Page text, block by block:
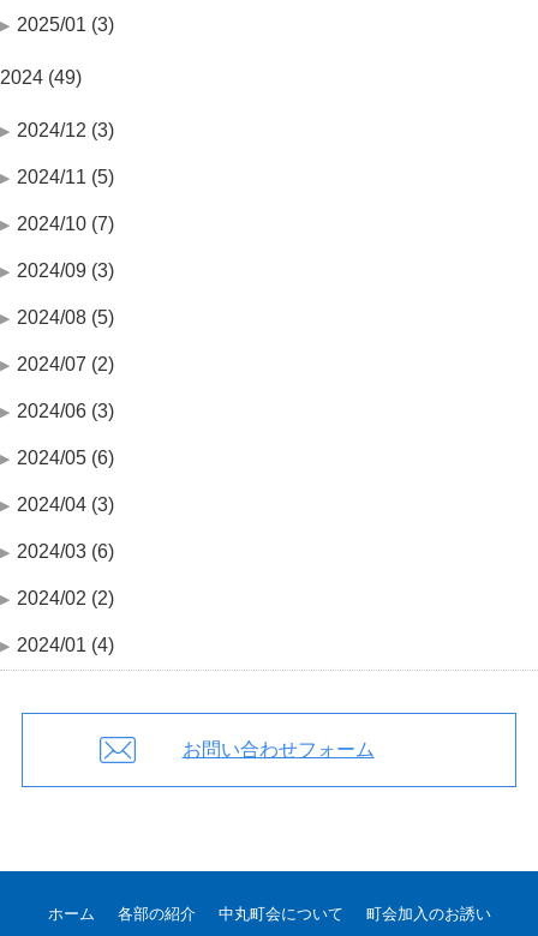
2025/01 (3)
2024 (49)
2024/12 (3)
2024/11 (5)
2024/10 (7)
2024/09 (3)
2024/08 (5)
2024/07 (2)
2024/06 (3)
2024/05 (6)
2024/04 (3)
2024/03 (6)
2024/02 (2)
2024/01 (4)
お問い合わせフォーム
ホーム 各部の紹介 中丸町会について 町会加入のお誘い